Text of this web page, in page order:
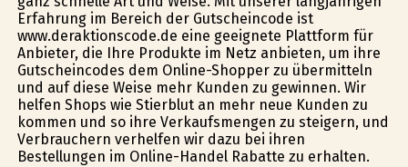
Erfahrung im Bereich der Gutscheincode ist
www.deraktionscode.de eine geeignete Plattform für
Anbieter, die Ihre Produkte im Netz anbieten, um ihre
Gutscheincodes dem Online-Shopper zu übermitteln
und auf diese Weise mehr Kunden zu gewinnen. Wir
helfen Shops wie Stierblut an mehr neue Kunden zu
kommen und so ihre Verkaufsmengen zu steigern, und
Verbrauchern verhelfen wir dazu bei ihren
Bestellungen im Online-Handel Rabatte zu erhalten.